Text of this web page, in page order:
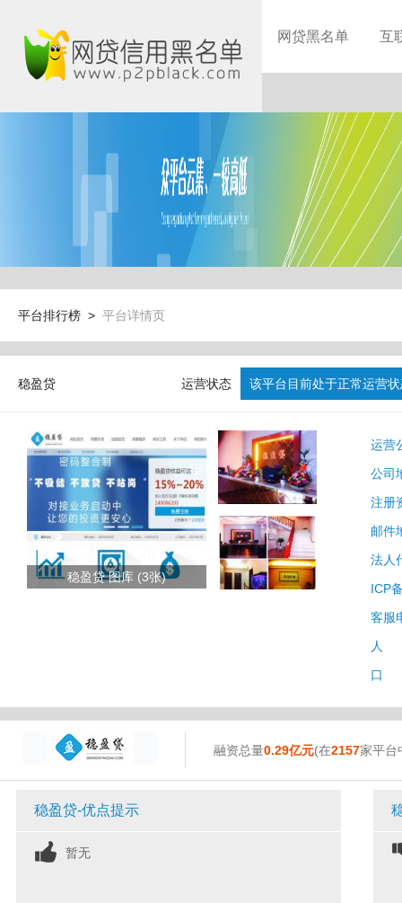
网贷黑名单 互
平台排行榜 > 平台详情页
稳盈贷 运营状态 该平台目前处于正常运营
稳盈贷 图库 (3张)
运营
公司
注册
邮件
法人
ICP
客服
人
口
融资总量0.29亿元(在2157家平台
稳盈贷-优点提示
暂无